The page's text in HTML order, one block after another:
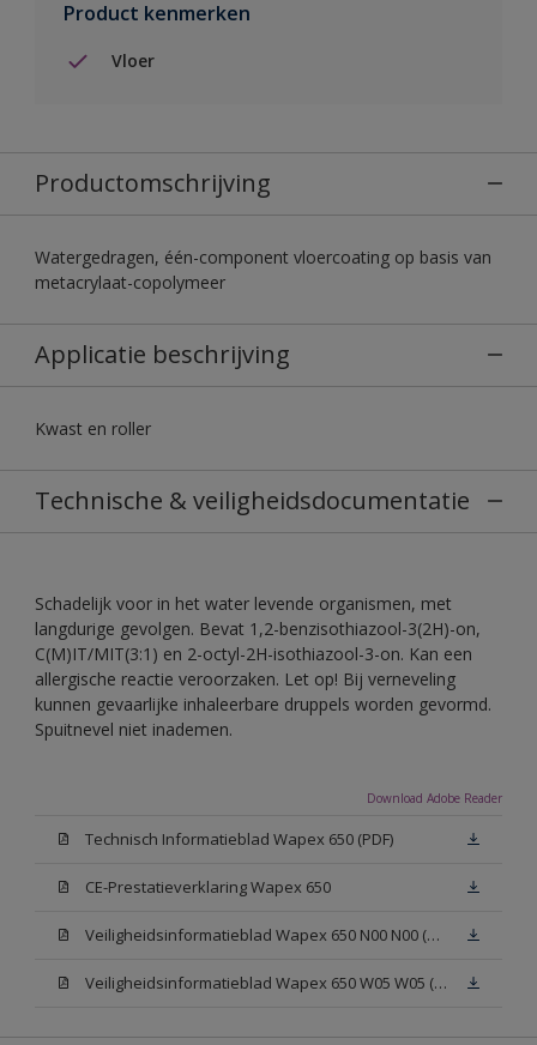
Product kenmerken
Vloer
Productomschrijving
Watergedragen, één-component vloercoating op basis van
metacrylaat-copolymeer
Applicatie beschrijving
Kwast en roller
Technische & veiligheidsdocumentatie
Schadelijk voor in het water levende organismen, met
langdurige gevolgen. Bevat 1,2-benzisothiazool-3(2H)-on,
C(M)IT/MIT(3:1) en 2-octyl-2H-isothiazool-3-on. Kan een
allergische reactie veroorzaken. Let op! Bij verneveling
kunnen gevaarlijke inhaleerbare druppels worden gevormd.
Spuitnevel niet inademen.
Download Adobe Reader
Technisch Informatieblad Wapex 650 (PDF)
CE-Prestatieverklaring Wapex 650
Veiligheidsinformatieblad Wapex 650 N00 N00 (MSDS)
Veiligheidsinformatieblad Wapex 650 W05 W05 (MSDS)